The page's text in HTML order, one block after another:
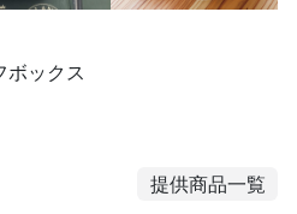
ボックス
提供商品一覧